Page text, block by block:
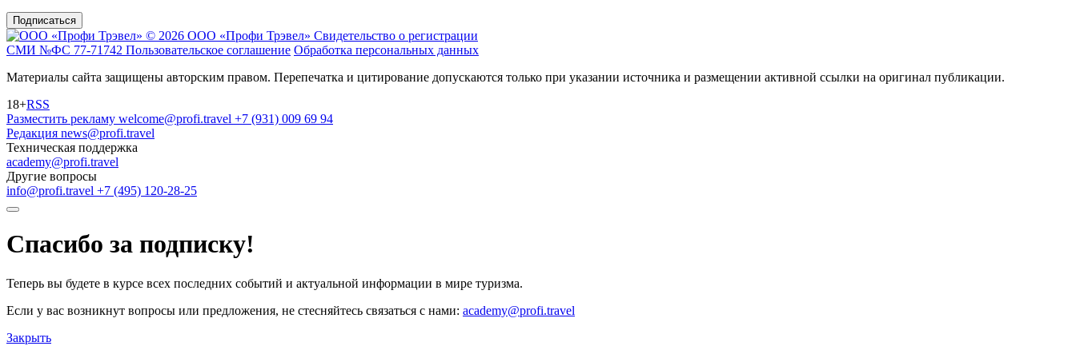
Подписаться
© 2026 ООО «Профи Трэвeл» Свидетельство о регистрации
СМИ №ФС 77-71742 Пользовательское соглашение Обработка персональных данных
Материалы сайта защищены авторским правом. Перепечатка и цитирование допускаются только при указании источника и размещении активной ссылки на оригинал публикации.
18+RSS
Разместить рекламу welcome@profi.travel +7 (931) 009 69 94
Редакция news@profi.travel
Техническая поддержка
academy@profi.travel
Другие вопросы
info@profi.travel +7 (495) 120-28-25
Спасибо за подписку!
Теперь вы будете в курсе всех последних событий и актуальной информации в мире туризма.
Если у вас возникнут вопросы или предложения, не стесняйтесь связаться с нами: academy@profi.travel
Закрыть